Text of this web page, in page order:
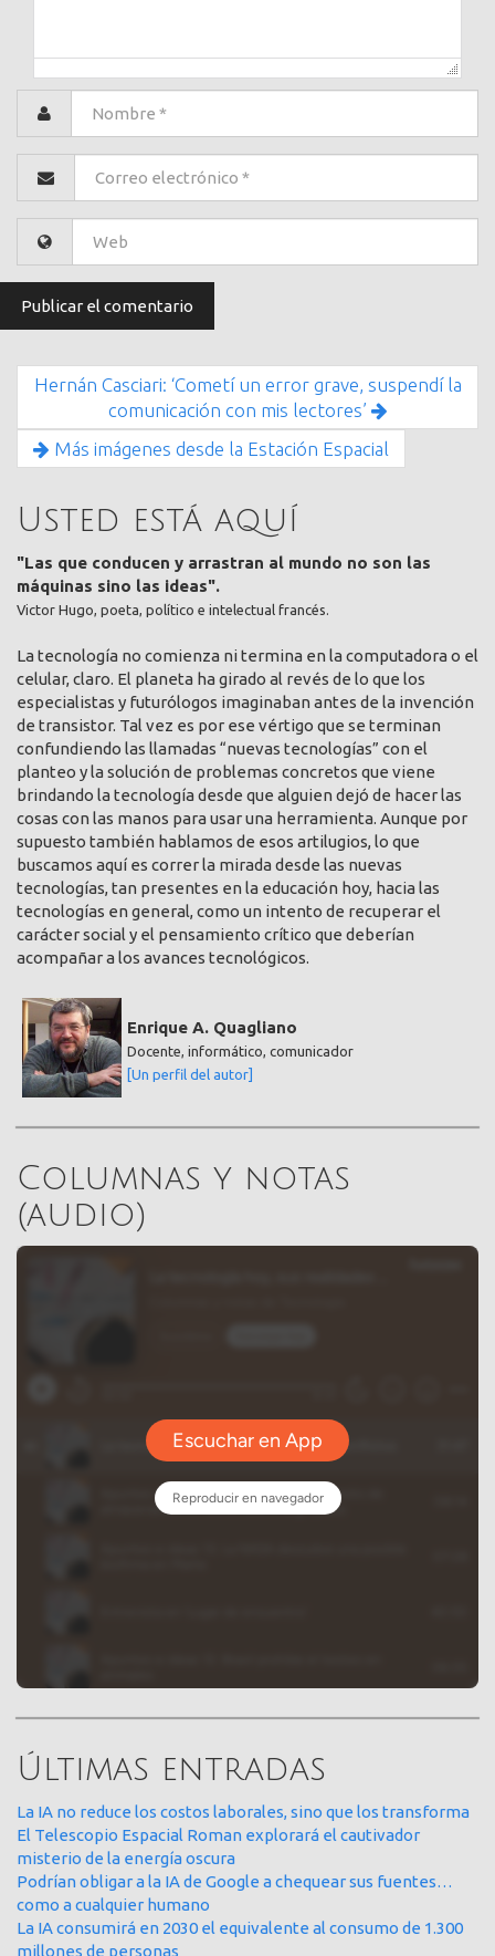
Hernán Casciari: ‘Cometí un error grave, suspendí la
comunicación con mis lectores’
Más imágenes desde la Estación Espacial
Usted está aquí
"Las que conducen y arrastran al mundo no son las
máquinas sino las ideas".
Victor Hugo, poeta, político e intelectual francés.
La tecnología no comienza ni termina en la computadora o el
celular, claro. El planeta ha girado al revés de lo que los
especialistas y futurólogos imaginaban antes de la invención
de transistor. Tal vez es por ese vértigo que se terminan
confundiendo las llamadas “nuevas tecnologías” con el
planteo y la solución de problemas concretos que viene
brindando la tecnología desde que alguien dejó de hacer las
cosas con las manos para usar una herramienta. Aunque por
supuesto también hablamos de esos artilugios, lo que
buscamos aquí es correr la mirada desde las nuevas
tecnologías, tan presentes en la educación hoy, hacia las
tecnologías en general, como un intento de recuperar el
carácter social y el pensamiento crítico que deberían
acompañar a los avances tecnológicos.
Enrique A. Quagliano
Docente, informático, comunicador
[Un perfil del autor]
Columnas y notas
(audio)
Últimas entradas
La IA no reduce los costos laborales, sino que los transforma
El Telescopio Espacial Roman explorará el cautivador
misterio de la energía oscura
Podrían obligar a la IA de Google a chequear sus fuentes…
como a cualquier humano
La IA consumirá en 2030 el equivalente al consumo de 1.300
millones de personas